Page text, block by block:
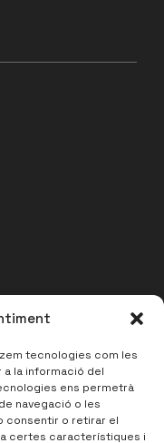
tecnologies com les
la informació del
ens permetrà
navegació o les
consentir o retirar el
certes característiques i
07/07/26
2026